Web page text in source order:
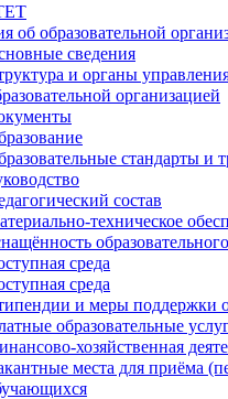
об образовательной
сведения
и органы
организацией
стандарты и
состав
техническое
среда
среда
и меры поддержки
образовательные
хозяйственная
места для приёма